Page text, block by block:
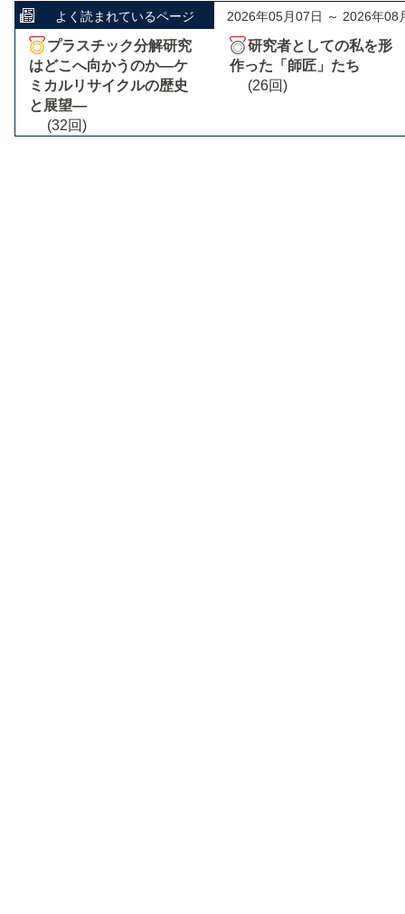
よく読まれているページ 2026年05月07日 ～ 2026年08
プラスチック分解研究
はどこへ向かうのか―ケ
ミカルリサイクルの歴史
と展望―
(32回)
研究者としての私を形
作った「師匠」たち
(26回)